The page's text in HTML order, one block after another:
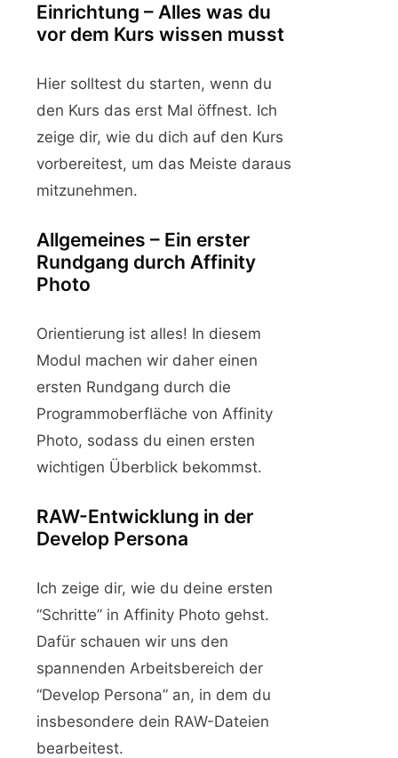
Einrichtung – Alles was du
vor dem Kurs wissen musst
Hier solltest du starten, wenn du
den Kurs das erst Mal öffnest. Ich
zeige dir, wie du dich auf den Kurs
vorbereitest, um das Meiste daraus
mitzunehmen.
Allgemeines – Ein erster
Rundgang durch Affinity
Photo
Orientierung ist alles! In diesem
Modul machen wir daher einen
ersten Rundgang durch die
Programmoberfläche von Affinity
Photo, sodass du einen ersten
wichtigen Überblick bekommst.
RAW-Entwicklung in der
Develop Persona
Ich zeige dir, wie du deine ersten
“Schritte” in Affinity Photo gehst.
Dafür schauen wir uns den
spannenden Arbeitsbereich der
“Develop Persona” an, in dem du
insbesondere dein RAW-Dateien
bearbeitest.